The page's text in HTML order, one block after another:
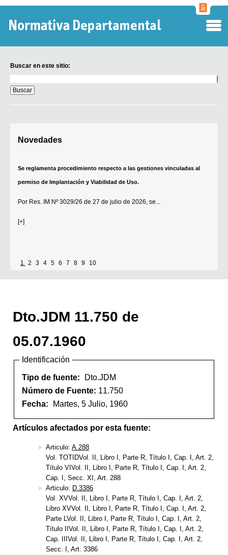
Buscar en este sitio:
en
este
sitio:
Novedades
Se reglamenta procedimiento respecto a las gestiones vinculadas al
permiso de Implantación y Viabilidad de Uso.
Por Res. IM Nº 3029/26 de 27 de julio de 2026, se...
[+]
1 2 3 4 5 6 7 8 9 10
Dto.JDM 11.750 de
05.07.1960
Identificación
Tipo de fuente:
Dto.JDM
Número de Fuente: 11.750
Fecha:
Martes, 5 Julio, 1960
Artículos afectados por esta fuente:
Articulo: A.288
Vol. TOTIDVol. II, Libro I, Parte R, Título I, Cap. I, Art. 2,
Título VIVol. II, Libro I, Parte R, Título I, Cap. I, Art. 2,
Cap. I, Secc. XI, Art. 288
Articulo: D.3386
Vol. XVVol. II, Libro I, Parte R, Título I, Cap. I, Art. 2,
Libro XVVol. II, Libro I, Parte R, Título I, Cap. I, Art. 2,
Parte LVol. II, Libro I, Parte R, Título I, Cap. I, Art. 2,
Título IIVol. II, Libro I, Parte R, Título I, Cap. I, Art. 2,
Cap. IIIVol. II, Libro I, Parte R, Título I, Cap. I, Art. 2,
Secc. I, Art. 3386